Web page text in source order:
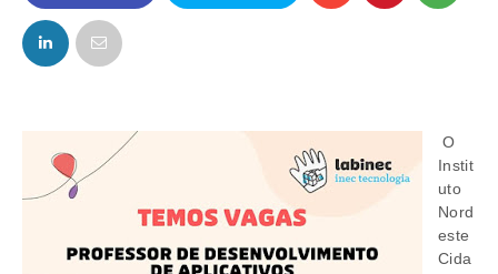
FACEBOOK
O
Instit
uto
Nord
este
Cida